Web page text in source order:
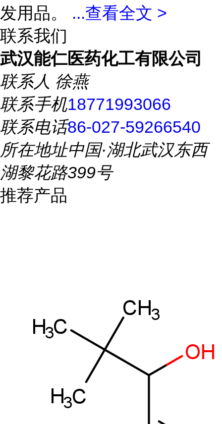
发用品。 ...查看全文 >
联系我们
武汉能仁医药化工有限公司
联系人 徐燕
联系手机18771993066
联系电话86-027-59266540
所在地址中国·湖北武汉东西
湖黎花路399号
推荐产品